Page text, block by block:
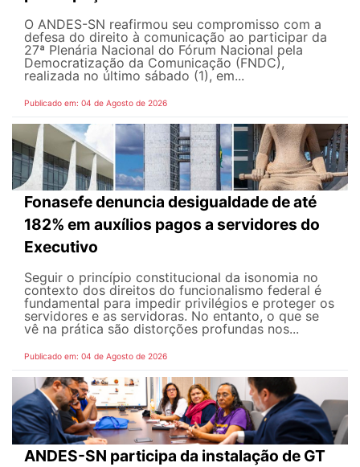
O ANDES-SN reafirmou seu compromisso com a
defesa do direito à comunicação ao participar da
27ª Plenária Nacional do Fórum Nacional pela
Democratização da Comunicação (FNDC),
realizada no último sábado (1), em...
Publicado em: 04 de Agosto de 2026
Fonasefe denuncia desigualdade de até
182% em auxílios pagos a servidores do
Executivo
Seguir o princípio constitucional da isonomia no
contexto dos direitos do funcionalismo federal é
fundamental para impedir privilégios e proteger os
servidores e as servidoras. No entanto, o que se
vê na prática são distorções profundas nos...
Publicado em: 04 de Agosto de 2026
ANDES-SN participa da instalação de GT